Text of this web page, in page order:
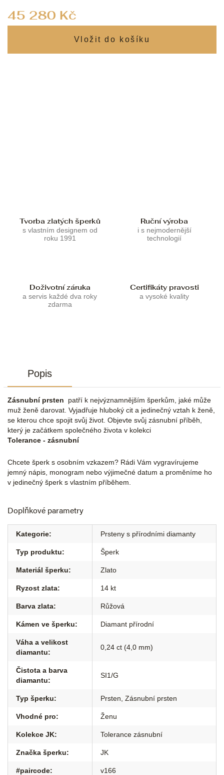
45 280 Kč
Tvorba zlatých šperků
s vlastním designem od
roku 1991
Ruční výroba
i s nejmodernější
technologií
Doživotní záruka
a servis každé dva roky
zdarma
Certifikáty pravosti
a vysoké kvality
Popis
Zásnubní prsten patří k nejvýznamnějším šperkům, jaké může
muž ženě darovat. Vyjadřuje hluboký cit a jedinečný vztah k ženě,
se kterou chce spojit svůj život. Objevte svůj zásnubní příběh,
který je začátkem společného života v kolekci
Tolerance - zásnubní
Chcete šperk s osobním vzkazem? Rádi Vám vygravírujeme
jemný nápis, monogram nebo výjimečné datum a proměníme ho
v jedinečný šperk s vlastním příběhem.
Doplňkové parametry
Kategorie: Prsteny s přírodními diamanty
Typ produktu: Šperk
Materiál šperku: Zlato
Ryzost zlata: 14 kt
Barva zlata: Růžová
Kámen ve šperku: Diamant přírodní
Váha a velikost
diamantu:
0,24 ct (4,0 mm)
Čistota a barva
diamantu:
SI1/G
Typ šperku: Prsten Zásnubní prsten
Vhodné pro: Ženu
Kolekce JK: Tolerance zásnubní
Značka šperku: JK
#paircode: v166